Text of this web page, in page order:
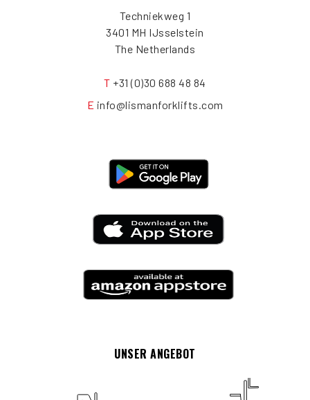
Techniekweg 1
3401 MH IJsselstein
The Netherlands
T +31 (0)30 688 48 84
E info@lismanforklifts.com
UNSER ANGEBOT